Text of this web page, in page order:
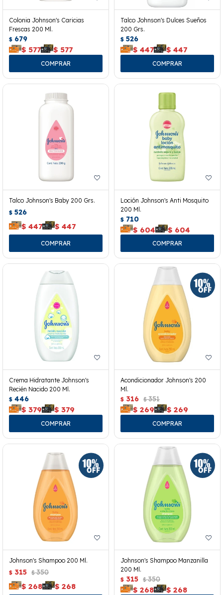
Colonia Johnson's Caricias
Frescas 200 Ml.
$ 679
$ 577 $ 577
Talco Johnson's Dulces Sueños
200 Grs.
$ 526
$ 447 $ 447
Talco Johnson's Baby 200 Grs.
$ 526
$ 447 $ 447
Loción Johnson's Anti Mosquito
200 Ml.
$ 710
$ 604 $ 604
Crema Hidratante Johnson's
Recién Nacido 200 Ml.
$ 446
$ 379 $ 379
Acondicionador Johnson's 200
Ml.
$ 316 $ 351
$ 269 $ 269
Johnson's Shampoo 200 Ml.
$ 315 $ 350
$ 268 $ 268
Johnson's Shampoo Manzanilla
200 Ml.
$ 315 $ 350
$ 268 $ 268